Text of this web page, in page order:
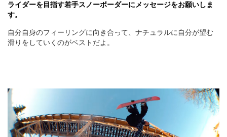
ライダーを目指す若手スノーボーダーにメッセージをお願いしま
す。
自分自身のフィーリングに向き合って、ナチュラルに自分が望む
滑りをしていくのがベストだよ。